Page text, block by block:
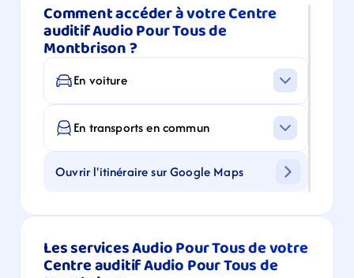
Comment accéder à votre Centre
auditif Audio Pour Tous de
Montbrison ?
En voiture
En transports en commun
Ouvrir l'itinéraire sur Google Maps
Les services Audio Pour Tous de votre
Centre auditif Audio Pour Tous de